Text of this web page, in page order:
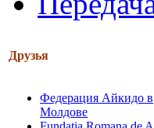
Друзья
Федерация Айкидо в
Молдове